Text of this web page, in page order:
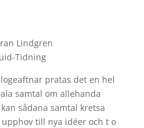
Lindgren
Tidning
pratas det en hel
samtal om allehanda
sådana samtal kretsa
till nya idéer och t o